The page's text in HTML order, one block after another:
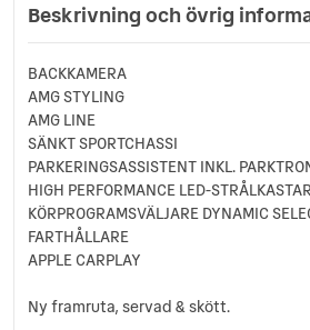
Euro 6
Euro NCAP 5
Farthållare
Fällbara baksäten
Färddator
Helljusassistans
ISOFIX-fästen bak
Keyless Nyckelfri Start
LED Strålkastare
Ljussensor
Multifunktionsratt
Beskrivning och övrig
BACKKAMERA
AMG STYLING
AMG LINE
SÄNKT SPORTCHASSI
PARKERINGSASSISTENT INKL.
HIGH PERFORMANCE LED-
KÖRPROGRAMSVÄLJARE DYNAMIC
FARTHÅLLARE
APPLE CARPLAY
Ny framruta, servad & skött.